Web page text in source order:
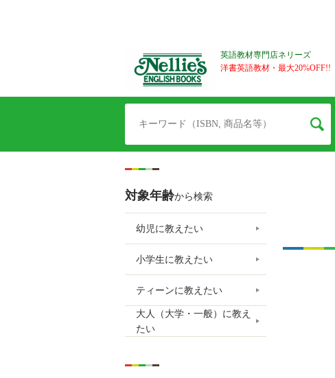
英語教材専門店ネリーズ
洋書英語教材・最大20%OFF!!
対象年齢から検索
幼児に教えたい
小学生に教えたい
ティーンに教えたい
大人（大学・一般）に教え
たい